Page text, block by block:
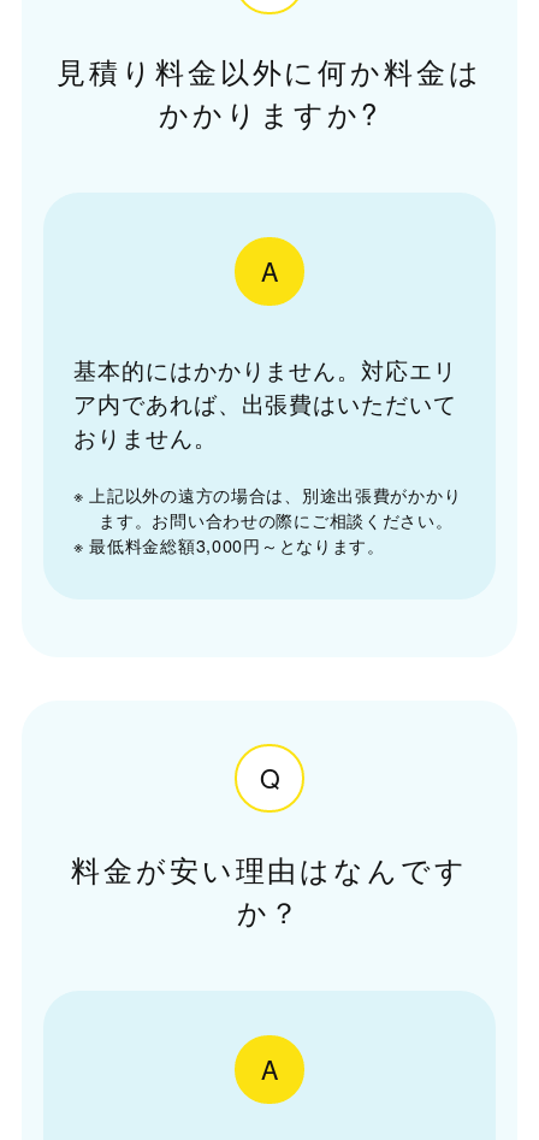
見積り料金以外に何か料金は
かかりますか?
A
基本的にはかかりません。対応エリ
ア内であれば、出張費はいただいて
おりません。
※ 上記以外の遠方の場合は、別途出張費がかかり
ます。お問い合わせの際にご相談ください。
※ 最低料金総額3,000円～となります。
Q
料金が安い理由はなんです
か？
A